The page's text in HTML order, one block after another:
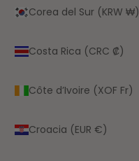
Corea del Sur (KRW ₩)
Costa Rica (CRC ₡)
Côte d’Ivoire (XOF Fr)
Croacia (EUR €)